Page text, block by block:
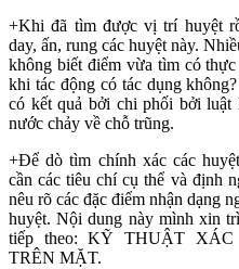
+Khi đã tìm được vị trí huyệt
day, ấn, rung các huyệt này.
không biết điểm vừa tìm có
khi tác động có tác dụng
có kết quả bởi chi phối bởi luật
nước chảy về chỗ trũng.
+Để dò tìm chính xác các
cần các tiêu chí cụ thể và định
nêu rõ các đặc điểm nhận dạng
huyệt. Nội dung này mình xin
tiếp theo: KỸ THUẬT
TRÊN MẶT.